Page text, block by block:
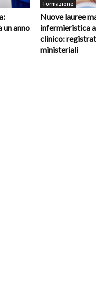
un anno
Formazione
Nuove lauree
infermieristica
clinico:
ministeriali